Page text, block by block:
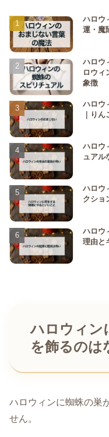
ハロウ
運・魔
ハロウ
ロウィ
象徴
ハロウ
｜り
ハロウ
ュアル
ハロウ
クショ
ハロウ
理由と
ハロウィン
を飾るのは
ハロウィンに蜘蛛の巣
せん。